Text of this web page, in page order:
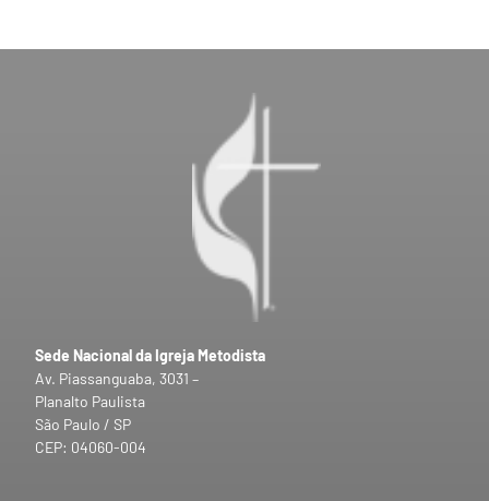
Sede Nacional da Igreja Metodista
Av. Piassanguaba, 3031 –
Planalto Paulista
São Paulo / SP
CEP: 04060-004